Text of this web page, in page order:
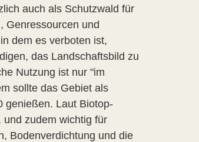
auch als Schutzwald für
Genressourcen und
dem es verboten ist,
das Landschaftsbild zu
Nutzung ist nur "im
sollte das Gebiet als
genießen. Laut Biotop-
zudem wichtig für
Bodenverdichtung und die